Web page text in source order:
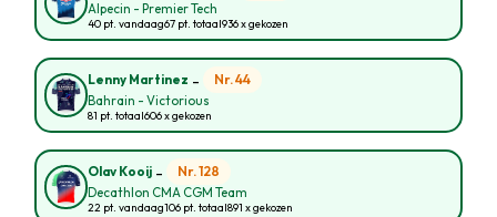
Alpecin - Premier Tech
40 pt. vandaag67 pt. totaal936 x gekozen
Lenny Martinez - Nr. 44
Bahrain - Victorious
81 pt. totaal606 x gekozen
Olav Kooij - Nr. 128
Decathlon CMA CGM Team
22 pt. vandaag106 pt. totaal891 x gekozen